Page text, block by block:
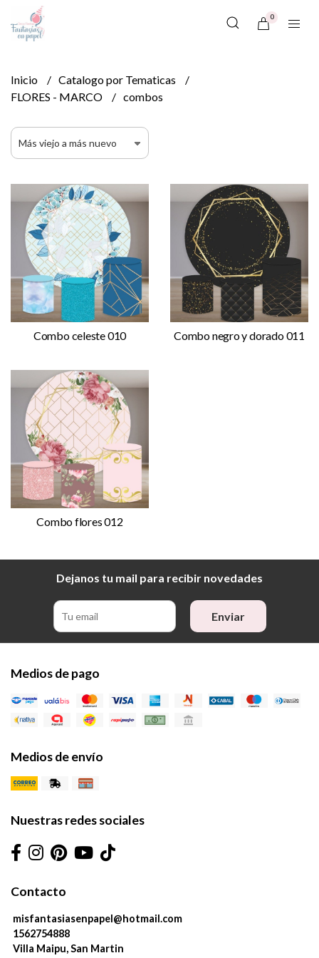
0
Inicio
Catalogo por Tematicas
FLORES - MARCO
combos
Combo celeste 010 Combo negro y dorado 011
Combo flores 012
Dejanos tu mail para recibir novedades
Enviar
Medios de pago
Medios de envío
Nuestras redes sociales
Contacto
misfantasiasenpapel@hotmail.com
1562754888
Villa Maipu, San Martin